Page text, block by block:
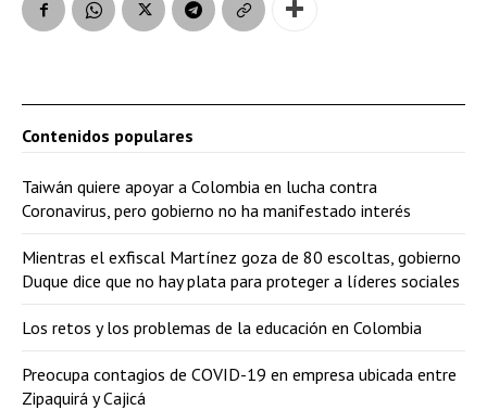
Contenidos populares
Taiwán quiere apoyar a Colombia en lucha contra
Coronavirus, pero gobierno no ha manifestado interés
Mientras el exfiscal Martínez goza de 80 escoltas, gobierno
Duque dice que no hay plata para proteger a líderes sociales
Los retos y los problemas de la educación en Colombia
Preocupa contagios de COVID-19 en empresa ubicada entre
Zipaquirá y Cajicá